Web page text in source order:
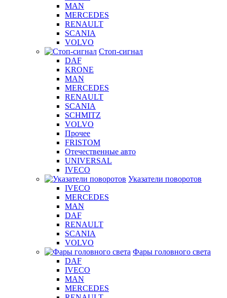
MAN
MERCEDES
RENAULT
SCANIA
VOLVO
Стоп-сигнал
DAF
KRONE
MAN
MERCEDES
RENAULT
SCANIA
SCHMITZ
VOLVO
Прочее
FRISTOM
Отечественные авто
UNIVERSAL
IVECO
Указатели поворотов
IVECO
MERCEDES
MAN
DAF
RENAULT
SCANIA
VOLVO
Фары головного света
DAF
IVECO
MAN
MERCEDES